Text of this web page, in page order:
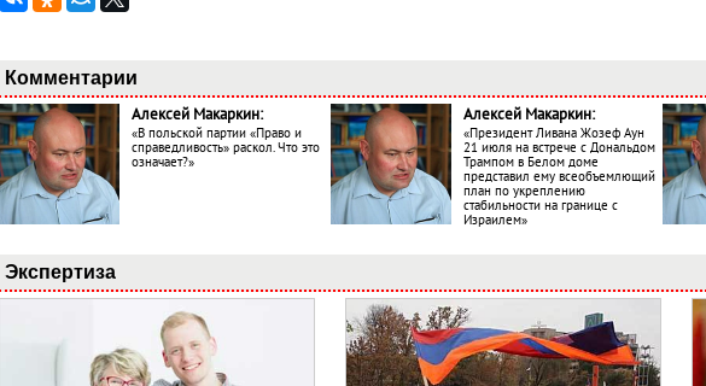
Комментарии
Алексей Макаркин:
«В польской партии «Право и
справедливость» раскол. Что это
означает?»
Алексей Макаркин:
«Президент Ливана Жозеф Аун
21 июля на встрече с Дональдом
Трампом в Белом доме
представил ему всеобъемлющий
план по укреплению
стабильности на границе с
Израилем»
Экспертиза